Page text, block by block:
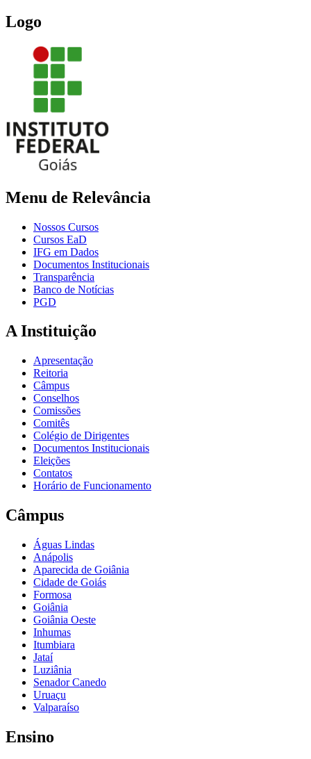
Logo
Menu de Relevância
Nossos Cursos
Cursos EaD
IFG em Dados
Documentos Institucionais
Transparência
Banco de Notícias
PGD
A Instituição
Apresentação
Reitoria
Câmpus
Conselhos
Comissões
Comitês
Colégio de Dirigentes
Documentos Institucionais
Eleições
Contatos
Horário de Funcionamento
Câmpus
Águas Lindas
Anápolis
Aparecida de Goiânia
Cidade de Goiás
Formosa
Goiânia
Goiânia Oeste
Inhumas
Itumbiara
Jataí
Luziânia
Senador Canedo
Uruaçu
Valparaíso
Ensino